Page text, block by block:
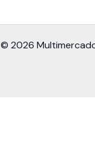
© 2026